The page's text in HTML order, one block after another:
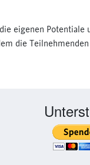
eigenen Potentiale
die